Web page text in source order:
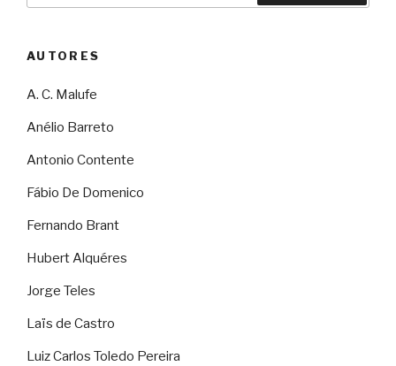
AUTORES
A. C. Malufe
Anélio Barreto
Antonio Contente
Fábio De Domenico
Fernando Brant
Hubert Alquéres
Jorge Teles
Laïs de Castro
Luiz Carlos Toledo Pereira